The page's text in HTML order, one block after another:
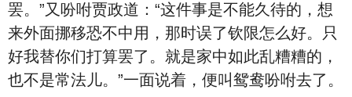
罢。”又吩咐贾政道：“这件事是不能久待的，想
来外面挪移恐不中用，那时误了钦限怎么好。只
好我替你们打算罢了。就是家中如此乱糟糟的，
也不是常法儿。”一面说着，便叫鸳鸯吩咐去了。